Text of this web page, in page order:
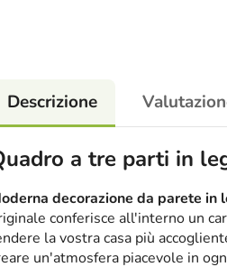
Descrizione
a tre parti in
decorazione da parete
conferisce all'interno un
la vostra casa più
un'atmosfera piacevole in